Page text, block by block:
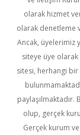
olarak hizmet
olarak denetleme
Ancak, üyelerimiz
siteye üye
sitesi, herhangi bir
olup, gerçek
Gerçek kurum